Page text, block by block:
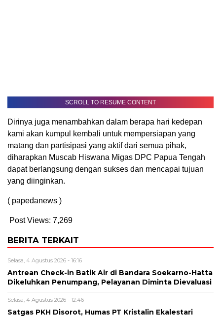
SCROLL TO RESUME CONTENT
Dirinya juga menambahkan dalam berapa hari kedepan
kami akan kumpul kembali untuk mempersiapan yang
matang dan partisipasi yang aktif dari semua pihak,
diharapkan Muscab Hiswana Migas DPC Papua Tengah
dapat berlangsung dengan sukses dan mencapai tujuan
yang diinginkan.
( papedanews )
Post Views: 7,269
BERITA TERKAIT
Selasa, 4 Agustus 2026 - 16:16
Antrean Check-in Batik Air di Bandara Soekarno-Hatta
Dikeluhkan Penumpang, Pelayanan Diminta Dievaluasi
Selasa, 4 Agustus 2026 - 12:46
Satgas PKH Disorot, Humas PT Kristalin Ekalestari